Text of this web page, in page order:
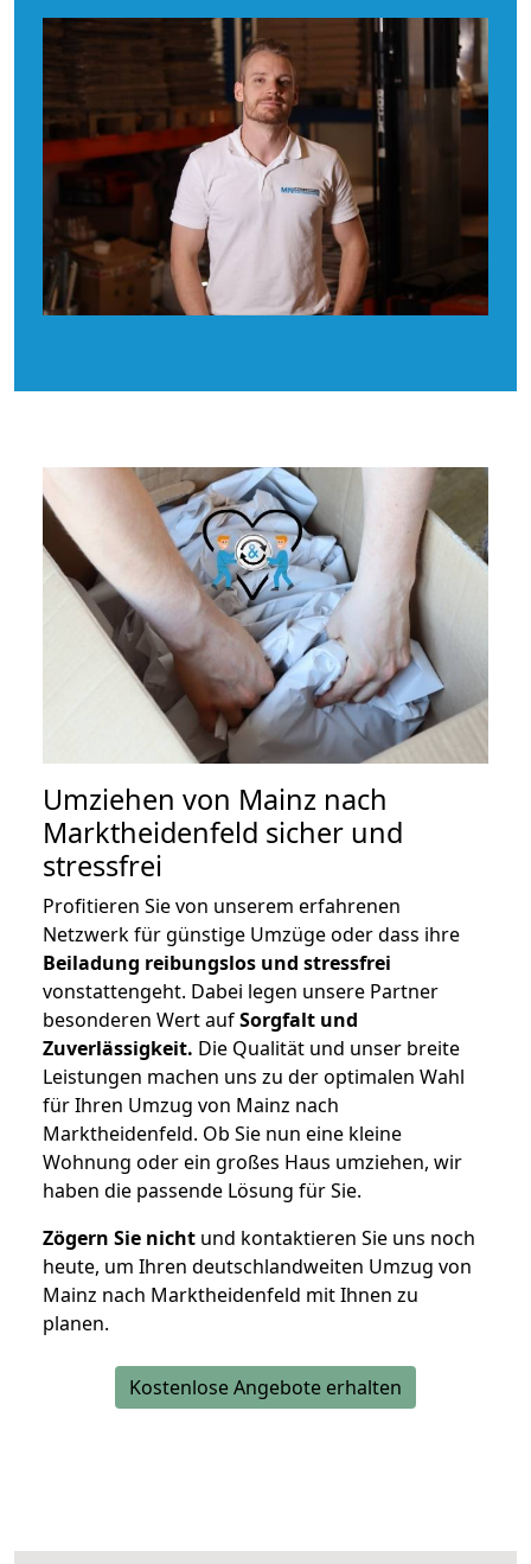
Umziehen von Mainz nach
Marktheidenfeld sicher und
stressfrei
Profitieren Sie von unserem erfahrenen
Netzwerk für günstige Umzüge oder dass ihre
Beiladung reibungslos und stressfrei
vonstattengeht. Dabei legen unsere Partner
besonderen Wert aufSorgfalt und
Zuverlässigkeit. Die Qualität und unser breite
Leistungen machen uns zu der optimalen Wahl
für Ihren Umzug von Mainz nach
Marktheidenfeld. Ob Sie nun eine kleine
Wohnung oder ein großes Haus umziehen, wir
haben die passende Lösung für Sie.
Zögern Sie nicht und kontaktieren Sie uns noch
heute, um Ihren deutschlandweiten Umzug von
Mainz nach Marktheidenfeld mit Ihnen zu
planen.
Kostenlose Angebote erhalten